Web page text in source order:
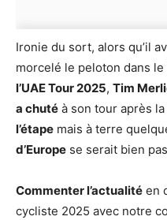
Ironie du sort, alors qu’il
morcelé le peloton dans
l’UAE Tour 2025, Tim
a chuté à son tour après la
l’étape mais à terre
d’Europe se serait bien
Commenter l’actualité en
cycliste 2025 avec notre